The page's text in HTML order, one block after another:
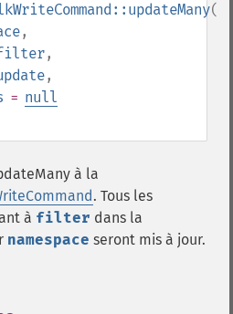
(
,
,
,
= null
à la
. Tous les
à filter dans la
namespace seront mis à jour.